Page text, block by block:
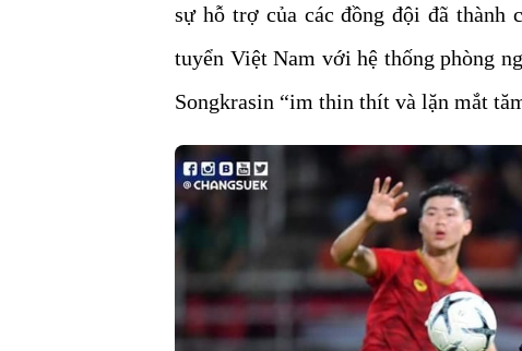
sự hỗ trợ của các đồng đội đã thành
tuyển Việt Nam với hệ thống phòng
Songkrasin “im thin thít và lặn mắt